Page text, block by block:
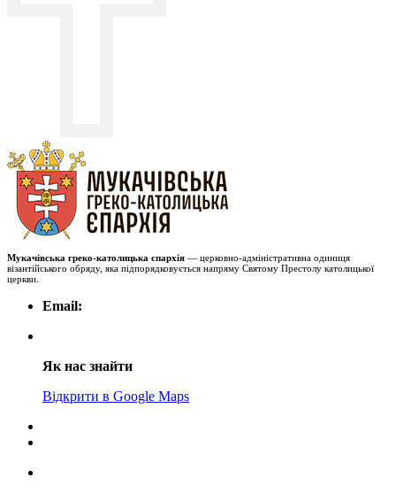
Мукачівська греко-католицька єпархія — церковно-адміністративна одиниця
візантійського обряду, яка підпорядковується напряму Святому Престолу католицької
церкви.
Email:
Як нас знайти
Відкрити в Google Maps